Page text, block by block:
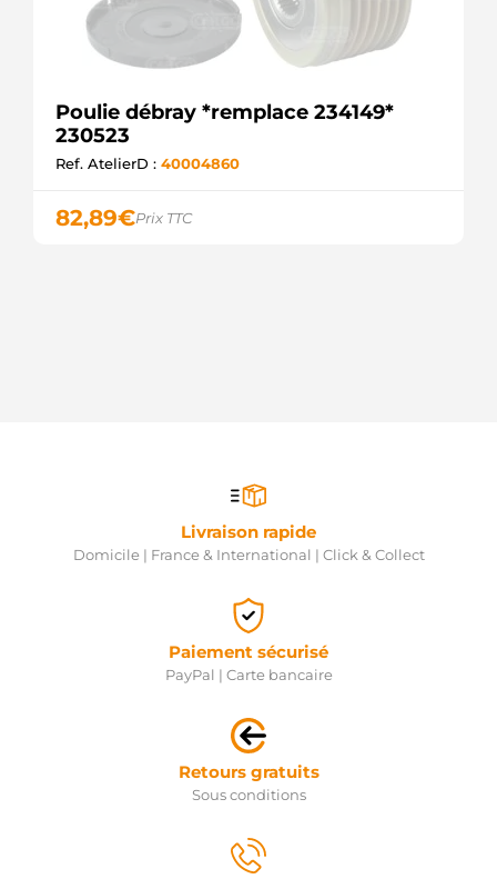
Poulie débray *remplace 234149*
230523
Ref. AtelierD : 40004860
82,89€Prix TTC
Livraison rapide
Domicile | France & International | Click & Collect
Paiement sécurisé
PayPal | Carte bancaire
Retours gratuits
Sous conditions